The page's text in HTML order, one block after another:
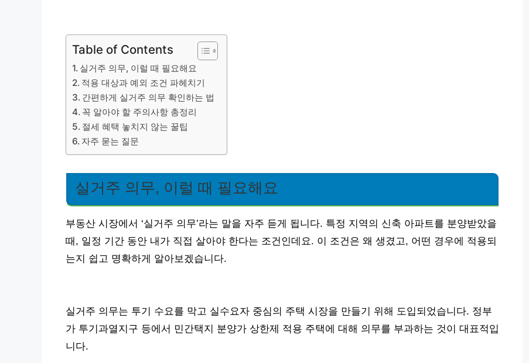
Table of Contents
실거주 의무, 이럴 때 필요해요
적용 대상과 예외 조건 파헤치기
간편하게 실거주 의무 확인하는 법
꼭 알아야 할 주의사항 총정리
절세 혜택 놓치지 않는 꿀팁
자주 묻는 질문
실거주 의무, 이럴 때 필요해요
부동산 시장에서 ‘실거주 의무’라는 말을 자주 듣게 됩니다. 특정 지역의 신축 아파트를 분양받았을
때, 일정 기간 동안 내가 직접 살아야 한다는 조건인데요. 이 조건은 왜 생겼고, 어떤 경우에 적용되
는지 쉽고 명확하게 알아보겠습니다.
실거주 의무는 투기 수요를 막고 실수요자 중심의 주택 시장을 만들기 위해 도입되었습니다. 정부
가 투기과열지구 등에서 민간택지 분양가 상한제 적용 주택에 대해 의무를 부과하는 것이 대표적입
니다.